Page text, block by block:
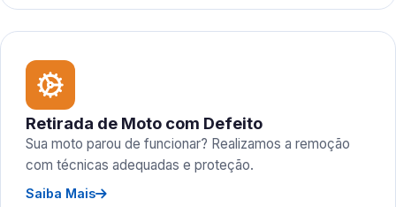
Retirada de Moto com Defeito
Sua moto parou de funcionar? Realizamos a remoção
com técnicas adequadas e proteção.
Saiba Mais